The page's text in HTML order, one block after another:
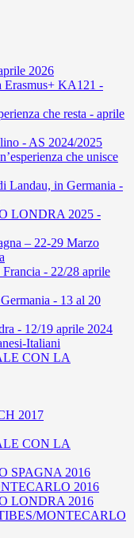
2026
Erasmus+ KA121 -
che resta - aprile
- AS 2024/2025
che unisce
Landau, in Germania -
LONDRA 2025 -
– 22-29 Marzo
- 22/28 aprile
- 13 al 20
- 12/19 aprile 2024
Italiani
CON LA
2017
CON LA
SPAGNA 2016
2016
LONDRA 2016
MONTECARLO